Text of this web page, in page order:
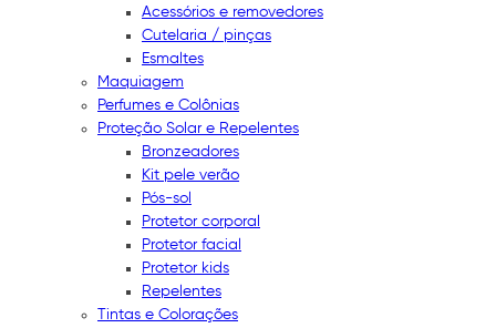
Acessórios e removedores
Cutelaria / pinças
Esmaltes
Maquiagem
Perfumes e Colônias
Proteção Solar e Repelentes
Bronzeadores
Kit pele verão
Pós-sol
Protetor corporal
Protetor facial
Protetor kids
Repelentes
Tintas e Colorações